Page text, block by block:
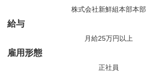
株式会社新鮮組本部本部
給与
月給25万円以上
雇用形態
正社員